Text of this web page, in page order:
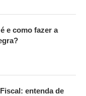
e como fazer a
entenda de